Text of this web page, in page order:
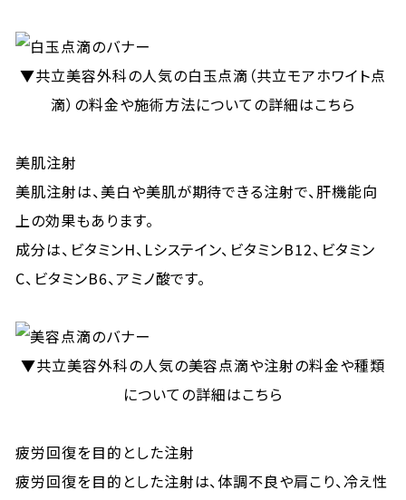
▼共立美容外科の人気の白玉点滴（共立モアホワイト点
滴）の料金や施術方法についての詳細はこちら
美肌注射
美肌注射は、美白や美肌が期待できる注射で、肝機能向
上の効果もあります。
成分は、ビタミンH、Lシステイン、ビタミンB12、ビタミン
C、ビタミンB6、アミノ酸です。
▼共立美容外科の人気の美容点滴や注射の料金や種類
についての詳細はこちら
疲労回復を目的とした注射
疲労回復を目的とした注射は、体調不良や肩こり、冷え性